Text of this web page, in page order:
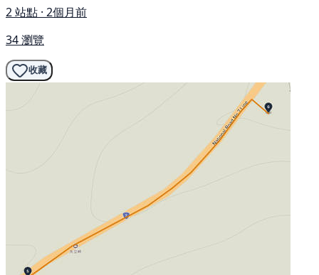
2 站點 · 2個月前
34 瀏覽
收藏